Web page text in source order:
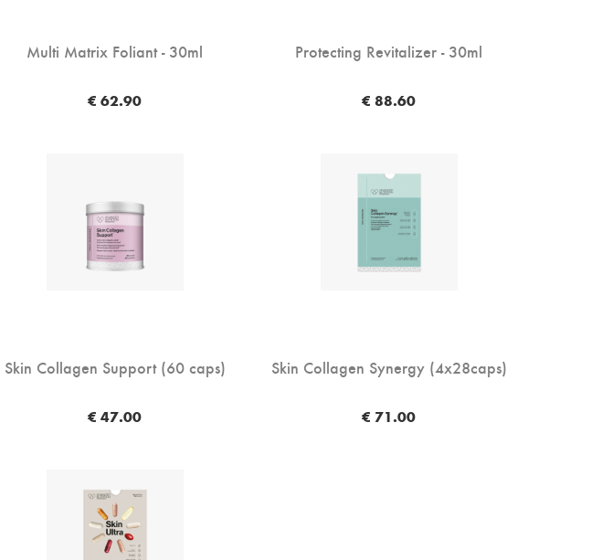
Multi Matrix Foliant - 30ml
€ 62.90
Protecting Revitalizer - 30ml
€ 88.60
Skin Collagen Support (60 caps)
€ 47.00
Skin Collagen Synergy (4x28caps)
€ 71.00